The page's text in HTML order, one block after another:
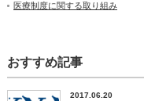
医療制度に関する取り組み
おすすめ記事
2017.06.20